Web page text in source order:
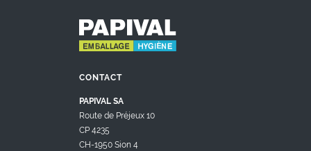
CONTACT
PAPIVAL SA
Route de Préjeux 10
CP 4235
CH-1950 Sion 4